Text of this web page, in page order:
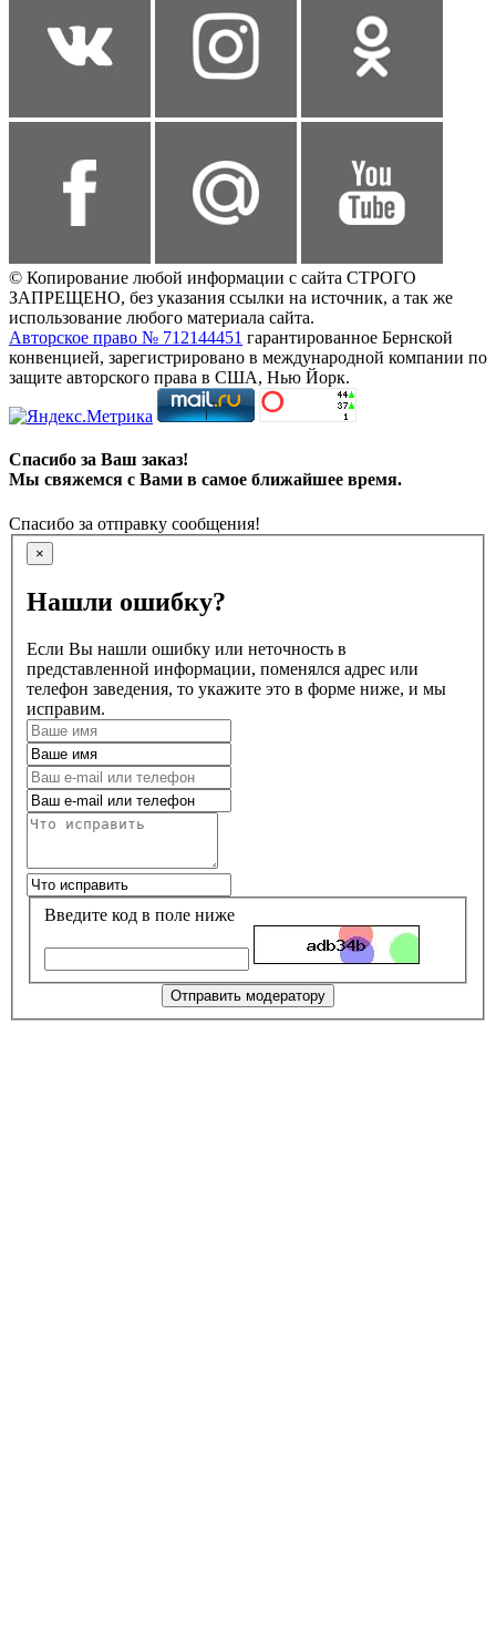
© Копирование любой информации с сайта СТРОГО
ЗАПРЕЩЕНО, без указания ссылки на источник, а так же
использование любого материала сайта.
Авторское право № 712144451 гарантированное Бернской
конвенцией, зарегистрировано в международной компании по
защите авторского права в США, Нью Йорк.
Спасибо за Ваш заказ!
Мы свяжемся с Вами в самое ближайшее время.
Спасибо за отправку сообщения!
×
Нашли ошибку?
Если Вы нашли ошибку или неточность в
представленной информации, поменялся адрес или
телефон заведения, то укажите это в форме ниже, и мы
исправим.
Введите код в поле ниже
Отправить модератору